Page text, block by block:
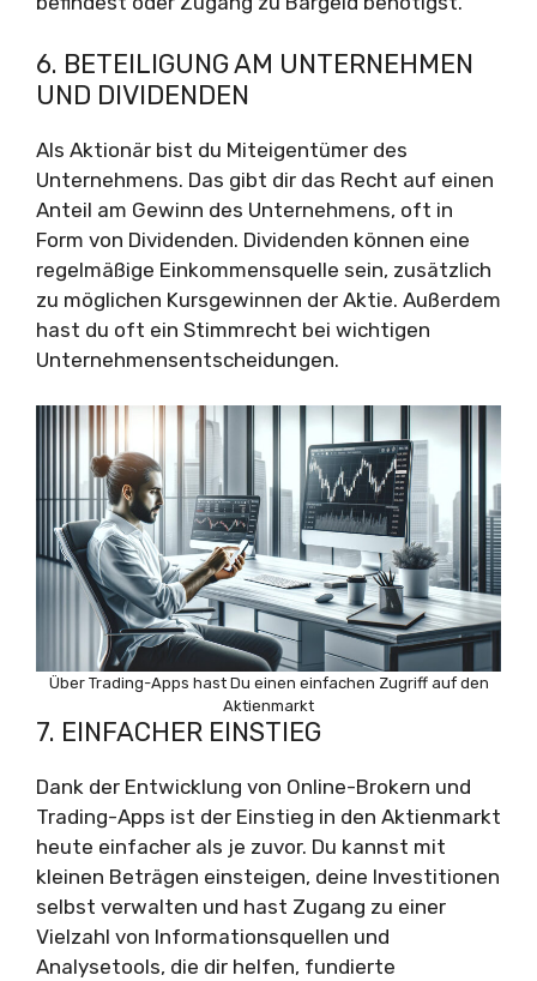
6. BETEILIGUNG AM UNTERNEHMEN
UND DIVIDENDEN
Als Aktionär bist du Miteigentümer des
Unternehmens. Das gibt dir das Recht auf einen
Anteil am Gewinn des Unternehmens, oft in
Form von Dividenden. Dividenden können eine
regelmäßige Einkommensquelle sein, zusätzlich
zu möglichen Kursgewinnen der Aktie. Außerdem
hast du oft ein Stimmrecht bei wichtigen
Unternehmensentscheidungen.
Über Trading-Apps hast Du einen einfachen Zugriff auf den
Aktienmarkt
7. EINFACHER EINSTIEG
Dank der Entwicklung von Online-Brokern und
Trading-Apps ist der Einstieg in den Aktienmarkt
heute einfacher als je zuvor. Du kannst mit
kleinen Beträgen einsteigen, deine Investitionen
selbst verwalten und hast Zugang zu einer
Vielzahl von Informationsquellen und
Analysetools, die dir helfen, fundierte